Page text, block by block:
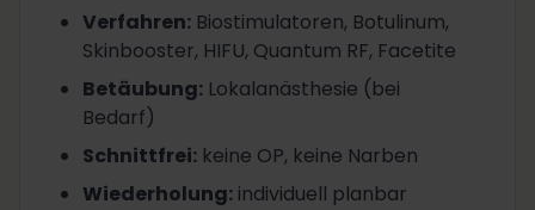
Verfahren: Biostimulatoren, Botulinum,
Skinbooster, HIFU, Quantum RF, Facetite
Betäubung: Lokalanästhesie (bei
Bedarf)
Schnittfrei: keine OP, keine Narben
Wiederholung: individuell planbar